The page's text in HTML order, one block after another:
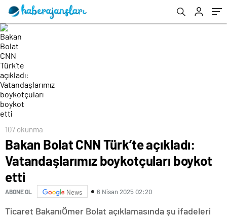
107 okunma
Bakan Bolat CNN Türk’te açıkladı:
Vatandaşlarımız boykotçuları boykot
etti
ABONE OL News 6 Nisan 2025 02:20
Ticaret BakanıÖmer Bolat açıklamasında şu ifadeleri